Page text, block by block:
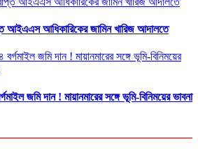
আইএএস আধিকারিকের জামিন খারিজ আদালতে
জমি দান ! মায়ানমারের সঙ্গে ভূমি-বিনিময়ের ভাবনা